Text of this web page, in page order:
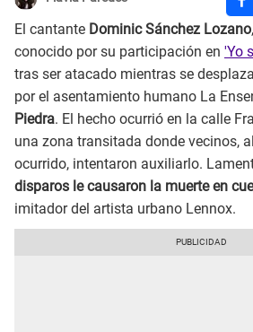
El cantante Dominic Sánchez Lozano
conocido por su participación en 'Yo
tras ser atacado mientras se
por el asentamiento humano La
Piedra. El hecho ocurrió en la calle
una zona transitada donde vecinos,
ocurrido, intentaron auxiliarlo.
disparos le causaron la muerte en
imitador del artista urbano Lennox.